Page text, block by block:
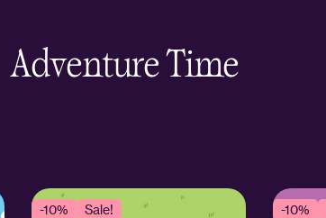
Adventure Time
-10% Sale! -10%